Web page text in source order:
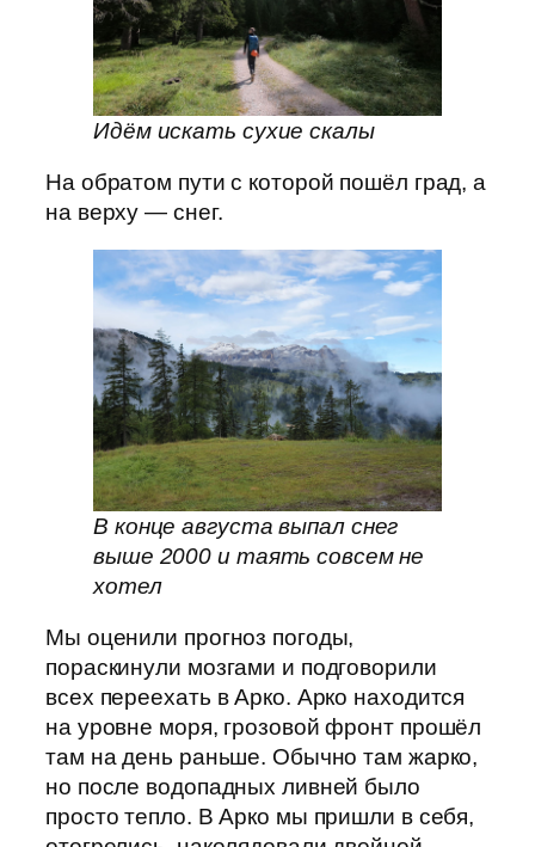
Идём искать сухие скалы
На обратом пути с которой пошёл град, а
на верху — снег.
В конце августа выпал снег
выше 2000 и таять совсем не
хотел
Мы оценили прогноз погоды,
пораскинули мозгами и подговорили
всех переехать в Арко. Арко находится
на уровне моря, грозовой фронт прошёл
там на день раньше. Обычно там жарко,
но после водопадных ливней было
просто тепло. В Арко мы пришли в себя,